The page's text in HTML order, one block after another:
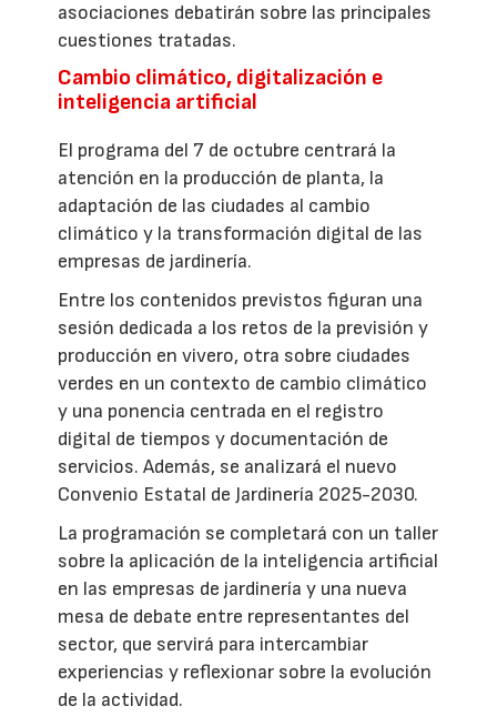
asociaciones debatirán sobre las principales
cuestiones tratadas.
Cambio climático, digitalización e
inteligencia artificial
El programa del 7 de octubre centrará la
atención en la producción de planta, la
adaptación de las ciudades al cambio
climático y la transformación digital de las
empresas de jardinería.
Entre los contenidos previstos figuran una
sesión dedicada a los retos de la previsión y
producción en vivero, otra sobre ciudades
verdes en un contexto de cambio climático
y una ponencia centrada en el registro
digital de tiempos y documentación de
servicios. Además, se analizará el nuevo
Convenio Estatal de Jardinería 2025-2030.
La programación se completará con un taller
sobre la aplicación de la inteligencia artificial
en las empresas de jardinería y una nueva
mesa de debate entre representantes del
sector, que servirá para intercambiar
experiencias y reflexionar sobre la evolución
de la actividad.